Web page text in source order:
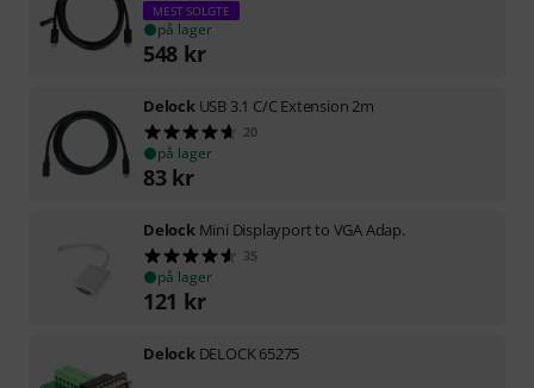
MEST SOLGTE
på lager
548 kr
Delock USB 3.1 C/C Extension 2m
20
på lager
83 kr
Delock Mini Displayport to VGA Adap.
35
på lager
121 kr
Delock DELOCK 65275